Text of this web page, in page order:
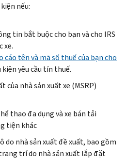
nếu:
tin bắt buộc cho bạn và cho IRS
xe.
cáo tên và mã số thuế của bạn cho
yêu cầu tín thuế.
của nhà sản xuất xe (MSRP)
thao đa dụng và xe bán tải
tiện khác
do nhà sản xuất đề xuất, bao gồm
trí do nhà sản xuất lắp đặt